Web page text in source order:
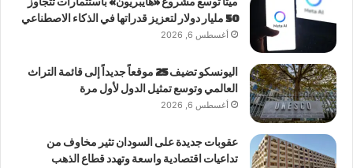
50 مليار دولار لتعزيز قدراتها في الذكاء الاصطناعي
أغسطس 6, 2026
اليونسكو تضيف 25 موقعاً جديداً إلى قائمة التراث
العالمي وتوسع تمثيل الدول لأول مرة
أغسطس 6, 2026
عقوبات جديدة على السودان تثير مخاوف من
تداعيات اقتصادية واسعة وتهدد قطاع الذهب